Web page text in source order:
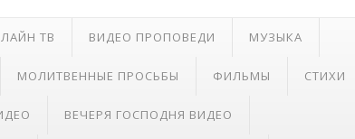
ТВ ВИДЕО ПРОПОВЕДИ МУЗЫКА
МОЛИТВЕННЫЕ ПРОСЬБЫ ФИЛЬМЫ СТИХИ
ВЕЧЕРЯ ГОСПОДНЯ ВИДЕО